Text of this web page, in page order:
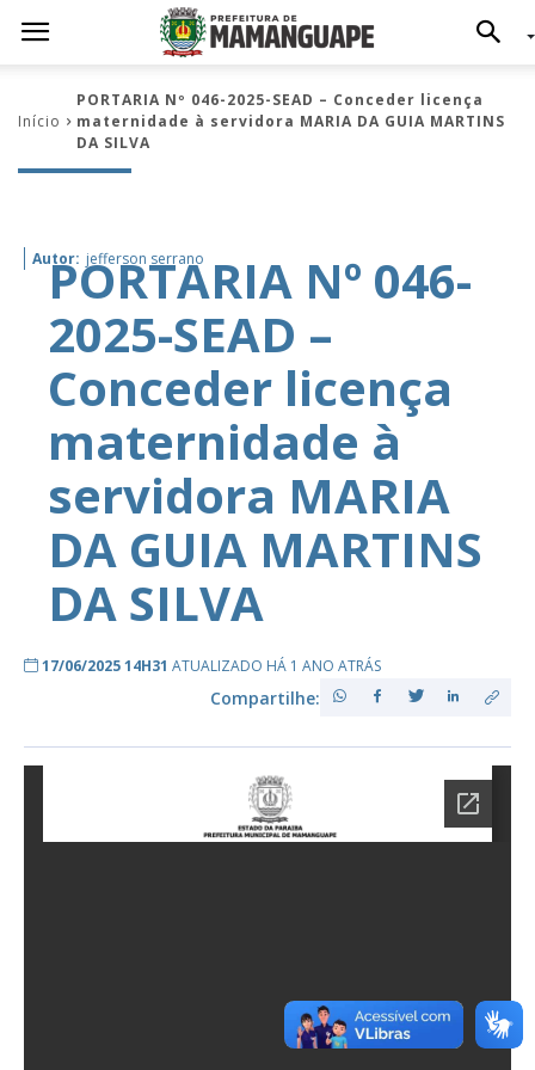
Início
PORTARIA Nº 046-2025-SEAD – Conceder licença
maternidade à servidora MARIA DA GUIA MARTINS
DA SILVA
Autor: jefferson serrano
PORTARIA Nº 046-
2025-SEAD –
Conceder licença
maternidade à
servidora MARIA
DA GUIA MARTINS
DA SILVA
17/06/2025 14H31 ATUALIZADO HÁ 1 ANO ATRÁS
Compartilhe: